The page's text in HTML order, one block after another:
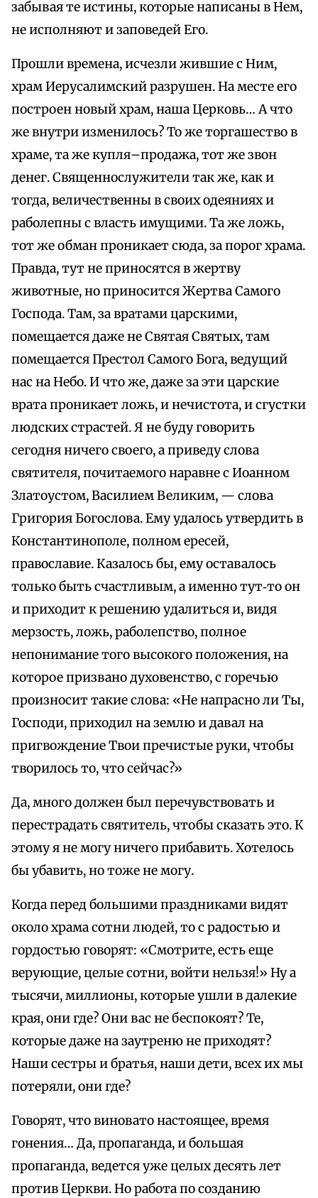
забывая те истины, которые написаны в Нем,
не исполняют и заповедей Его.
Прошли времена, исчезли жившие с Ним,
храм Иерусалимский разрушен. На месте его
построен новый храм, наша Церковь… А что
же внутри изменилось? То же торгашество в
храме, та же купля–продажа, тот же звон
денег. Священнослужители так же, как и
тогда, величественны в своих одеяниях и
раболепны с власть имущими. Та же ложь,
тот же обман проникает сюда, за порог храма.
Правда, тут не приносятся в жертву
животные, но приносится Жертва Самого
Господа. Там, за вратами царскими,
помещается даже не Святая Святых, там
помещается Престол Самого Бога, ведущий
нас на Небо. И что же, даже за эти царские
врата проникает ложь, и нечистота, и сгустки
людских страстей. Я не буду говорить
сегодня ничего своего, а приведу слова
святителя, почитаемого наравне с Иоанном
Златоустом, Василием Великим, — слова
Григория Богослова. Ему удалось утвердить в
Константинополе, полном ересей,
православие. Казалось бы, ему оставалось
только быть счастливым, а именно тут‑то он
и приходит к решению удалиться и, видя
мерзость, ложь, раболепство, полное
непонимание того высокого положения, на
которое призвано духовенство, с горечью
произносит такие слова: «Не напрасно ли Ты,
Господи, приходил на землю и давал на
пригвождение Твои пречистые руки, чтобы
творилось то, что сейчас?»
Да, много должен был перечувствовать и
перестрадать святитель, чтобы сказать это. К
этому я не могу ничего прибавить. Хотелось
бы убавить, но тоже не могу.
Когда перед большими праздниками видят
около храма сотни людей, то с радостью и
гордостью говорят: «Смотрите, есть еще
верующие, целые сотни, войти нельзя!» Ну а
тысячи, миллионы, которые ушли в далекие
края, они где? Они вас не беспокоят? Те,
которые даже на заутреню не приходят?
Наши сестры и братья, наши дети, всех их мы
потеряли, они где?
Говорят, что виновато настоящее, время
гонения… Да, пропаганда, и большая
пропаганда, ведется уже целых десять лет
против Церкви. Но работа по созданию